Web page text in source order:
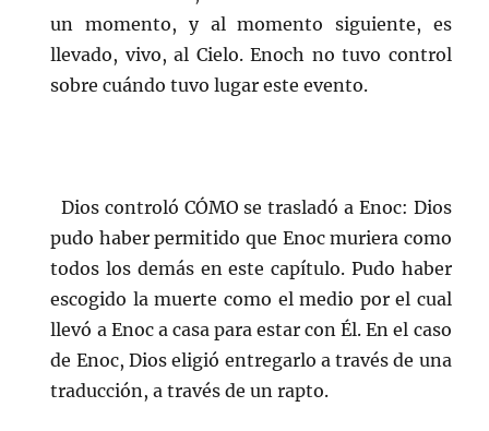
un momento, y al momento siguiente, es
llevado, vivo, al Cielo. Enoch no tuvo control
sobre cuándo tuvo lugar este evento.
Dios controló CÓMO se trasladó a Enoc: Dios
pudo haber permitido que Enoc muriera como
todos los demás en este capítulo. Pudo haber
escogido la muerte como el medio por el cual
llevó a Enoc a casa para estar con Él. En el caso
de Enoc, Dios eligió entregarlo a través de una
traducción, a través de un rapto.